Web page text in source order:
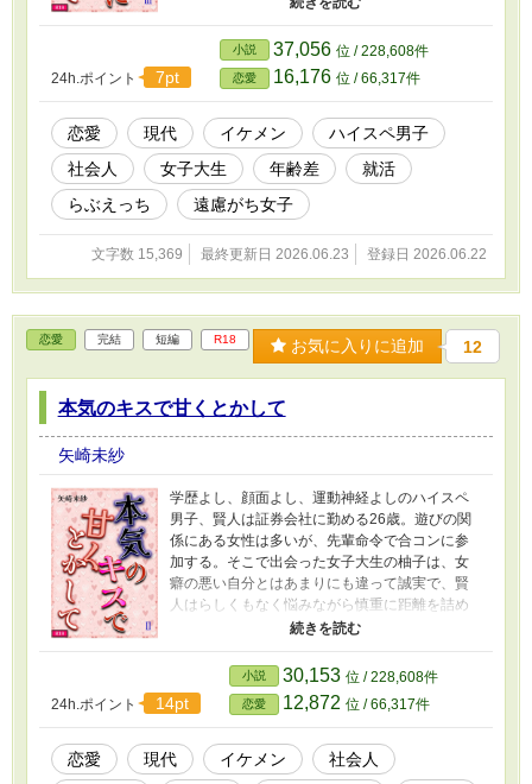
くとろけて』
（https://www.alphapolis.co.jp/novel/346348421
/194770629）、『本気のキスで甘くとかして』
（https://www.alphapolis.co.jp/novel/346348421
/323006411）に続く第3弾のお話で、二人の距
離がまた少し縮まります。ぜひセットでお楽し
みください。（ハーメルン等、他サイトにも掲
載あり）
24h.ポイント 7pt
小説 37,056 位 / 228,608件
恋愛 16,176 位 / 66,317件
恋愛 現代 イケメン
ハイスペ男子
社会人
女子大生 年齢差
就活
らぶえっち
遠慮がち女子
文字数 15,369 最終更新日 2026.06.23 登録日 2026.06.22
恋愛 完結 短編 R18 お気に入りに追加 12
本気のキスで甘くとかして
矢崎未紗
学歴よし、顔面よし、運動神経よしのハイスペ
男子、賢人は証券会社に勤める26歳。遊びの関
係にある女性は多いが、先輩命令で合コンに参
加する。そこで出会った女子大生の柚子は、女
癖の悪い自分とはあまりにも違って誠実で、賢
人はらしくもなく悩みながら慎重に距離を詰め
ていく――。（ハーメルン等、他サイトにも掲
載あり） 『本気のキスは甘くとろけて』
（https://www.alphapolis.co.jp/novel/346348421
/194770629）というR18短編の続編（ヒーロー
視点＋初えっち後の新エピソード）です。ぜひ
セットでお楽しみください。
24h.ポイント 14pt
小説 30,153 位 / 228,608件
恋愛 12,872 位 / 66,317件
恋愛 現代 イケメン
社会人